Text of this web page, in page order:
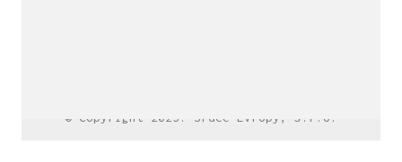
© Copyright 2025. Srdce Evropy, s.r.o.